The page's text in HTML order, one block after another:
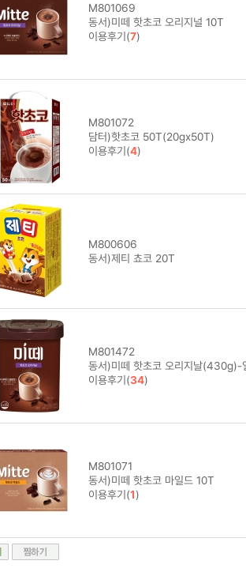
M801069
동서)미떼 핫초코 오리지널 10T
이용후기(7)
M801072
담터)핫초코 50T(20gx50T)
이용후기(4)
M800606
동서)제티 쵸코 20T
M801472
동서)미떼 핫초코 오리지날(430g)-
이용후기(34)
M801071
동서)미떼 핫초코 마일드 10T
이용후기(1)